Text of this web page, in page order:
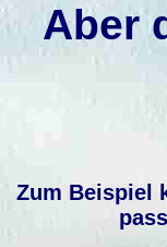
Aber
Zum Beispiel